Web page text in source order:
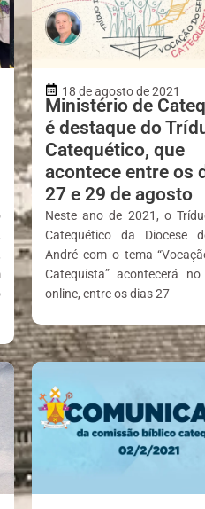
18 de agosto de 2021
Ministério de
é destaque do
Catequético, que
acontece entre os
27 e 29 de agosto
Neste ano de 2021, o
Catequético da Diocese
André com o tema
Catequista” acontecerá
online, entre os dias 27